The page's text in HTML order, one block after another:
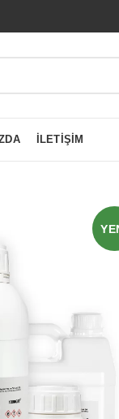
İLETIŞIM